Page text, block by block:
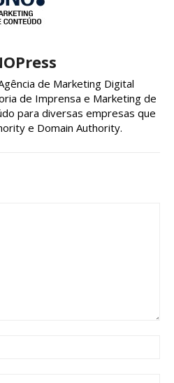
de Marketing Digital
de Imprensa e Marketing de
para diversas empresas que
e Domain Authority.